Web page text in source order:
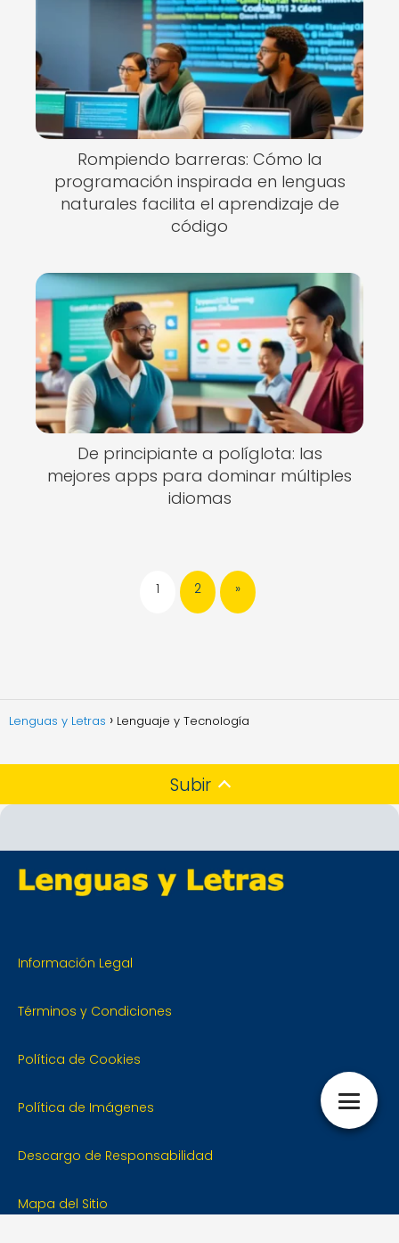
Rompiendo barreras: Cómo la
programación inspirada en lenguas
naturales facilita el aprendizaje de
código
De principiante a políglota: las
mejores apps para dominar múltiples
idiomas
1 2 »
Lenguas y Letras Lenguaje y Tecnología
Subir
Información Legal
Términos y Condiciones
Política de Cookies
Política de Imágenes
Descargo de Responsabilidad
Mapa del Sitio